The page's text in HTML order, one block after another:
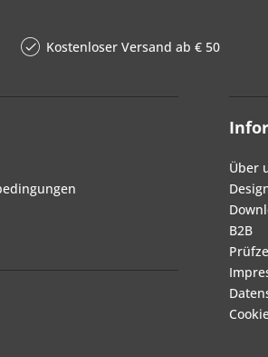
Kostenloser Versand ab € 50
Über
B2B